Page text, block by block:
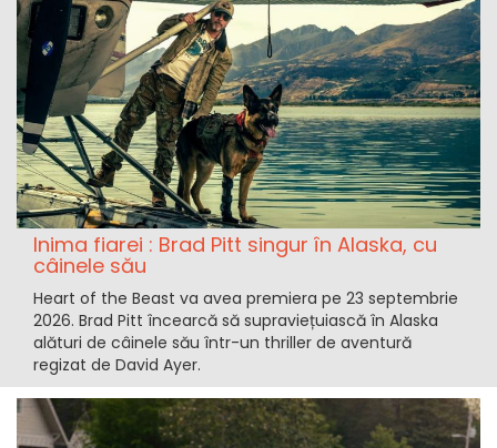
Inima fiarei : Brad Pitt singur în Alaska, cu
câinele său
Heart of the Beast va avea premiera pe 23 septembrie
2026. Brad Pitt încearcă să supraviețuiască în Alaska
alături de câinele său într-un thriller de aventură
regizat de David Ayer.